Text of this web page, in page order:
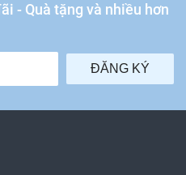
- Quà tặng và nhiều hơn
ĐĂNG KÝ